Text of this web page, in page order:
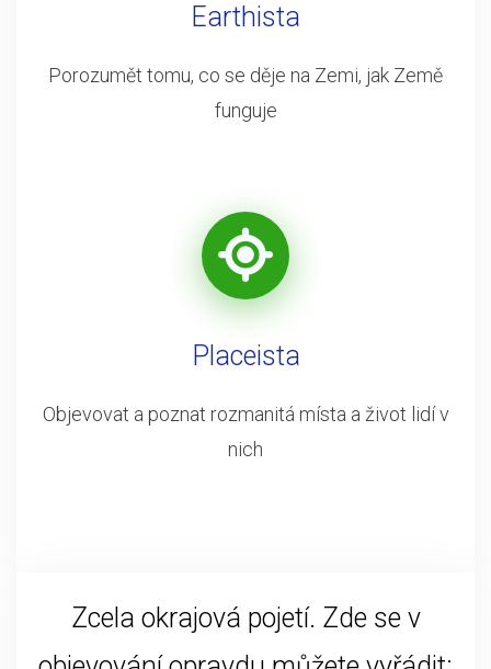
Earthista
Porozumět tomu, co se děje na Zemi, jak Země
funguje
Placeista
Objevovat a poznat rozmanitá místa a život lidí v
nich
Zcela okrajová pojetí. Zde se v